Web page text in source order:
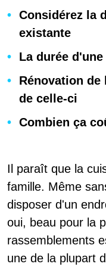
Considérez la
existante
La durée
Rénovation
de celle-ci
Combien ça
Il paraît que la
famille. Même
disposer d'un
oui, beau pour la
rassemblements
une de la plupart